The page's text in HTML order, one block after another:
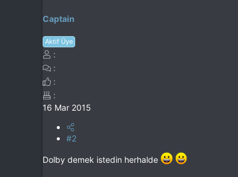
Captain
Aktif Üye
16 Mar 2015
#2
Dolby demek istedin herhalde